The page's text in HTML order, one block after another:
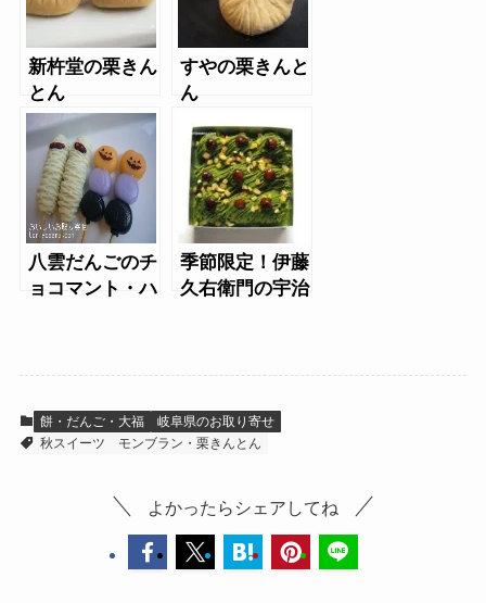
新杵堂の栗きん
とん
すやの栗きんと
ん
八雲だんごのチ
ョコマント・ハ
季節限定！伊藤
久右衛門の宇治
餅・だんご・大福
岐阜県のお取り寄せ
秋スイーツ
モンブラン・栗きんとん
よかったらシェアしてね